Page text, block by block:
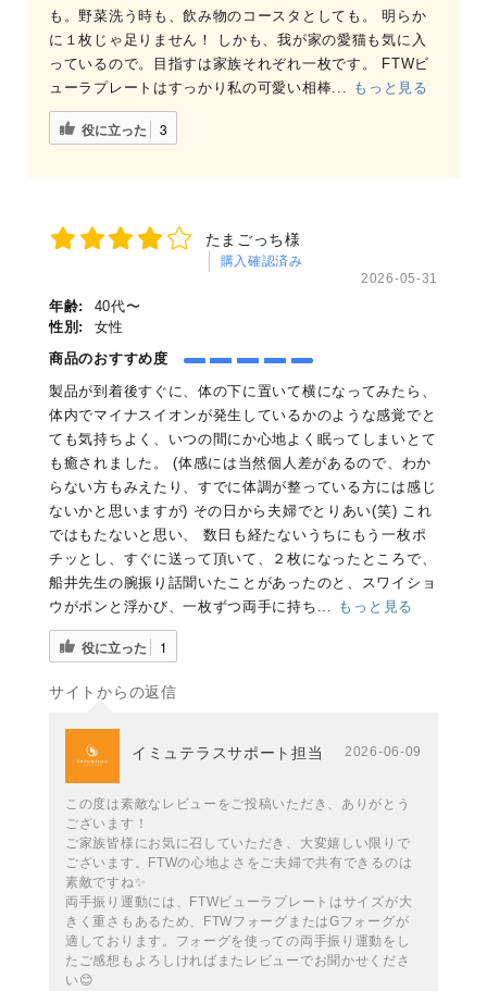
も。野菜洗う時も、飲み物のコースタとしても。 明らか
に１枚じゃ足りません！ しかも、我が家の愛猫も気に入
っているので。目指すは家族それぞれ一枚です。 FTWビ
ューラプレートはすっかり私の可愛い相棒... もっと見る
役に立った 3
たまごっち様
購入確認済み
2026-05-31
年齢:
40代〜
性別:
女性
商品のおすすめ度
製品が到着後すぐに、体の下に置いて横になってみたら、
体内でマイナスイオンが発生しているかのような感覚でと
ても気持ちよく、いつの間にか心地よく眠ってしまいとて
も癒されました。 (体感には当然個人差があるので、わか
らない方もみえたり、すでに体調が整っている方には感じ
ないかと思いますが) その日から夫婦でとりあい(笑) これ
ではもたないと思い、 数日も経たないうちにもう一枚ポ
チッとし、すぐに送って頂いて、２枚になったところで、
船井先生の腕振り話聞いたことがあったのと、スワイショ
ウがポンと浮かび、一枚ずつ両手に持ち...
もっと見る
役に立った 1
サイトからの返信
イミュテラスサポート担当 2026-06-09
この度は素敵なレビューをご投稿いただき、ありがとう
ございます！
ご家族皆様にお気に召していただき、大変嬉しい限りで
ございます。FTWの心地よさをご夫婦で共有できるのは
素敵ですね✨
両手振り運動には、FTWビューラプレートはサイズが大
きく重さもあるため、FTWフォーグまたはGフォーグが
適しております。フォーグを使っての両手振り運動をし
たご感想もよろしければまたレビューでお聞かせくださ
い😊